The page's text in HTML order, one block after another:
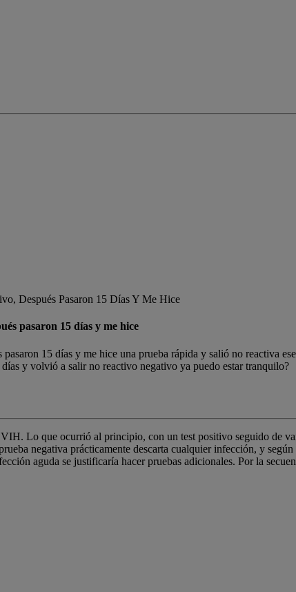
Después Pasaron 15 Días Y Me Hice
pasaron 15 días y me hice
15 días y me hice una prueba rápida y salió no reactiva
y volvió a salir no reactivo negativo ya puedo estar tranquilo?
Lo que ocurrió al principio, con un test positivo seguido de
negativa prácticamente descarta cualquier infección, y
aguda se justificaría hacer pruebas adicionales. Por la